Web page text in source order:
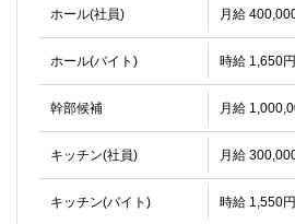
ホール(社員) 月給
ホール(バイト) 時給 1,650
幹部候補 月給
キッチン(社員) 月給
キッチン(バイト) 時給 1,550